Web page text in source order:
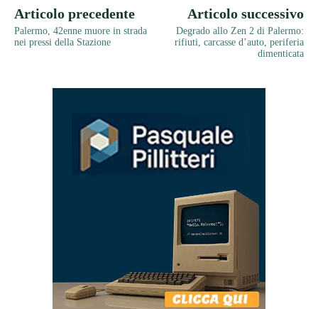
Articolo precedente
Palermo, 42enne muore in strada
nei pressi della Stazione
Articolo successivo
Degrado allo Zen 2 di Palermo:
rifiuti, carcasse d’auto, periferia
dimenticata